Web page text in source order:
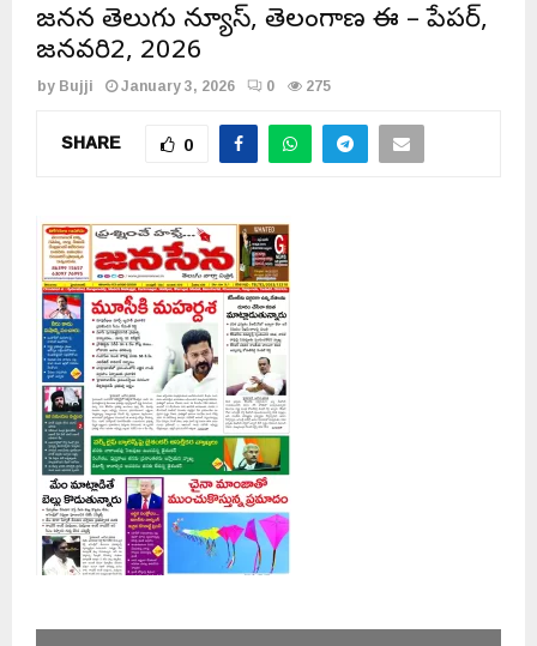
జనసేన తెలుగు న్యూస్, తెలంగాణ ఈ – పేపర్,
జనవరి2, 2026
byBujji January 3, 2026 0 275
SHARE 0